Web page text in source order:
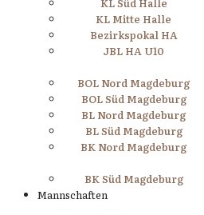
KL Mitte Halle
Bezirkspokal HA
JBL HA U10
BOL Nord Magdeburg
BOL Süd Magdeburg
BL Nord Magdeburg
BL Süd Magdeburg
BK Nord Magdeburg
BK Süd Magdeburg
Mannschaften